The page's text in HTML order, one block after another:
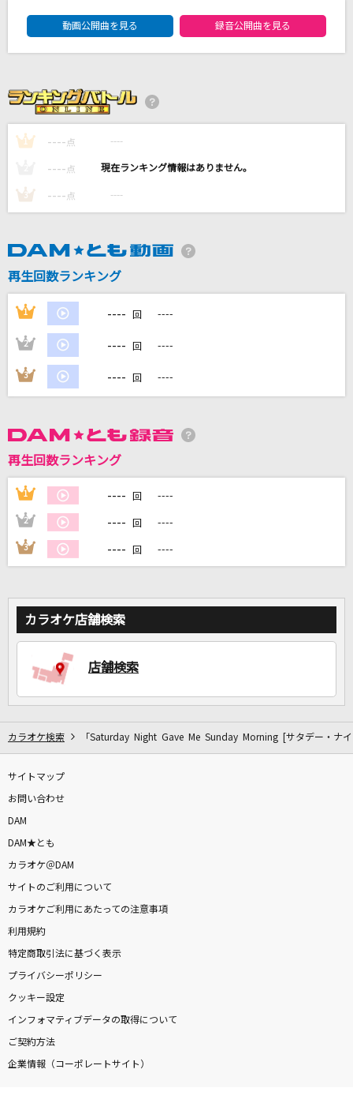
L'Arc-en-Ciel
ブリキノダンス
[生音]雨の港
大川栄策
because
timelesz
RADWIMPS
カラオケ最新情報をチェック！
DAMに会員登録・ログインして
カラオケをもっと楽しもう！
家族や友達と一緒に！練習にも！
動画公開曲を見る 録音公開曲を見る
1 ---- 点 ----
---- 点 ----
3 ---- 点 ----
再生回数ランキング
1 ---- 回 ----
2 ---- 回 ----
3 ---- 回 ----
再生回数ランキング
1 ---- 回 ----
2 ---- 回 ----
3 ---- 回 ----
カラオケ店舗検索
店舗検索
カラオケ検索 「Saturday Night Gave Me Sunday Morning [サタデー・ナ
サイトマップ
お問い合わせ
DAM
DAM★とも
カラオケ＠DAM
サイトのご利用について
カラオケご利用にあたっての注意事項
利用規約
特定商取引法に基づく表示
プライバシーポリシー
クッキー設定
インフォマティブデータの取得について
ご契約方法
企業情報（コーポレートサイト）